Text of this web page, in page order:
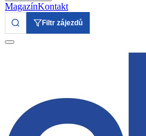
MagazínKontakt
Filtr zájezdů